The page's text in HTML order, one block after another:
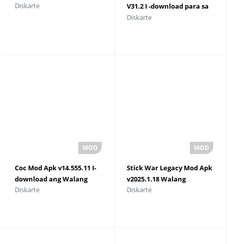
Diskarte
V31.2 I -download para sa
Android
Diskarte
Coc Mod Apk v14.555.11 I-
download ang Walang
limitasyong Lahat - Coc
Diskarte
Stick War Legacy Mod Apk
v2025.1.18 Walang
limitasyong Lahat
Diskarte